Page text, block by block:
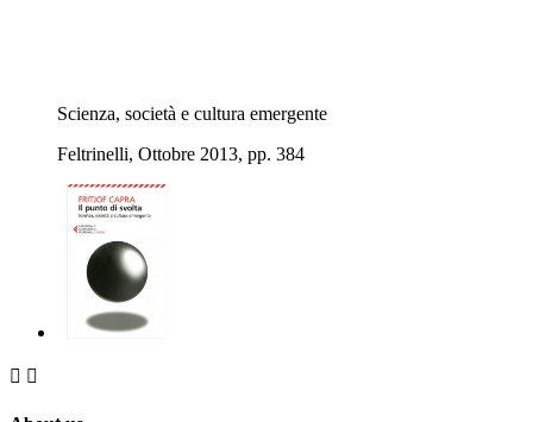
Scienza, società e cultura emergente
Feltrinelli, Ottobre 2013, pp. 384
 